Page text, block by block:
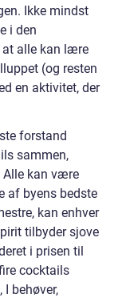
Ikke mindst
i den
at alle kan lære
(og resten
en aktivitet, der
forstand
sammen,
Alle kan være
af byens bedste
kan enhver
tilbyder sjove
i prisen til
cocktails
behøver,